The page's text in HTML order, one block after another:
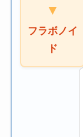
▼
フラボノイ
ド